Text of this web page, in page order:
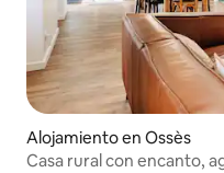
Alojamiento en Ossès
Casa rural con encanto,